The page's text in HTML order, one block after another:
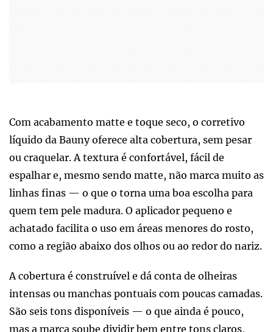
Com acabamento matte e toque seco, o corretivo
líquido da Bauny oferece alta cobertura, sem pesar
ou craquelar. A textura é confortável, fácil de
espalhar e, mesmo sendo matte, não marca muito as
linhas finas — o que o torna uma boa escolha para
quem tem pele madura. O aplicador pequeno e
achatado facilita o uso em áreas menores do rosto,
como a região abaixo dos olhos ou ao redor do nariz.
A cobertura é construível e dá conta de olheiras
intensas ou manchas pontuais com poucas camadas.
São seis tons disponíveis — o que ainda é pouco,
mas a marca soube dividir bem entre tons claros,